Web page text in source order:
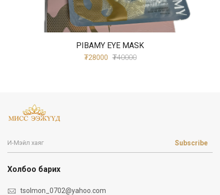
PIBAMY EYE MASK
₮28000 ₮40000
Subscribe
Холбоо барих
tsolmon_0702@yahoo.com